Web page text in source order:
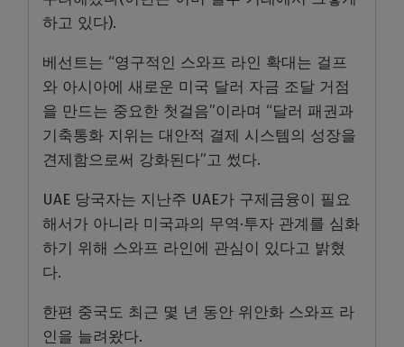
하고 있다).
베선트는 “영구적인 스와프 라인 확대는 걸프
와 아시아에 새로운 미국 달러 자금 조달 거점
을 만드는 중요한 첫걸음”이라며 “달러 패권과
기축통화 지위는 대안적 결제 시스템의 성장을
견제함으로써 강화된다”고 썼다.
UAE 당국자는 지난주 UAE가 구제금융이 필요
해서가 아니라 미국과의 무역·투자 관계를 심화
하기 위해 스와프 라인에 관심이 있다고 밝혔
다.
한편 중국도 최근 몇 년 동안 위안화 스와프 라
인을 늘려왔다.